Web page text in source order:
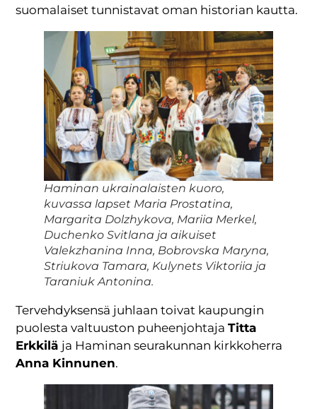
suomalaiset tunnistavat oman historian kautta.
Haminan ukrainalaisten kuoro,
kuvassa lapset Maria Prostatina,
Margarita Dolzhykova, Mariia Merkel,
Duchenko Svitlana ja aikuiset
Valekzhanina Inna, Bobrovska Maryna,
Striukova Tamara, Kulynets Viktoriia ja
Taraniuk Antonina.
Tervehdyksensä juhlaan toivat kaupungin
puolesta valtuuston puheenjohtajaTitta
Erkkilä ja Haminan seurakunnan kirkkoherra
Anna Kinnunen.